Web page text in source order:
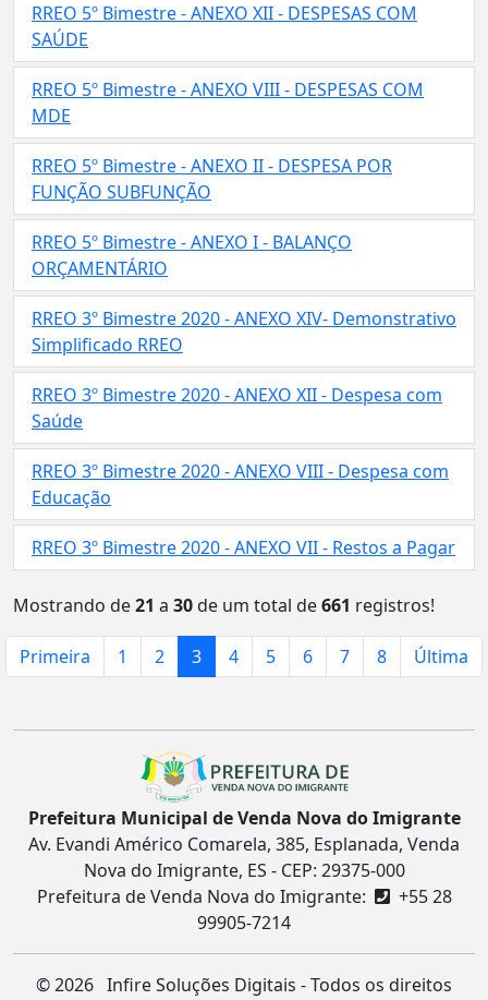
RREO 5º Bimestre - ANEXO XII - DESPESAS COM
SAÚDE
RREO 5º Bimestre - ANEXO VIII - DESPESAS COM
MDE
RREO 5º Bimestre - ANEXO II - DESPESA POR
FUNÇÃO SUBFUNÇÃO
RREO 5º Bimestre - ANEXO I - BALANÇO
ORÇAMENTÁRIO
RREO 3º Bimestre 2020 - ANEXO XIV- Demonstrativo
Simplificado RREO
RREO 3º Bimestre 2020 - ANEXO XII - Despesa com
Saúde
RREO 3º Bimestre 2020 - ANEXO VIII - Despesa com
Educação
RREO 3º Bimestre 2020 - ANEXO VII - Restos a Pagar
Mostrando de21 a 30de um total de661 registros!
Primeira 1 2 3 4 5 6 7 8 Última
Prefeitura Municipal de Venda Nova do Imigrante
Av. Evandi Américo Comarela, 385, Esplanada, Venda
Nova do Imigrante, ES - CEP: 29375-000
Prefeitura de Venda Nova do Imigrante:
+55 28
99905-7214
©2026 Infire Soluções Digitais - Todos os direitos